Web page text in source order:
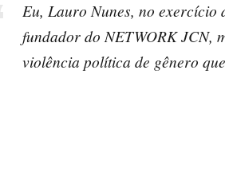
Eu, Lauro Nunes, no exercício
fundador do NETWORK JCN,
violência política de gênero